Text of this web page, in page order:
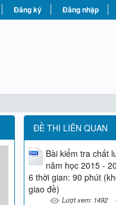
Đăng ký Đăng nhập
ĐỀ THI LIÊN QUAN
Bài kiểm tra chất
năm học 2015 -
6 thời gian: 90 phút
giao đề)
Lượt xem: 1492